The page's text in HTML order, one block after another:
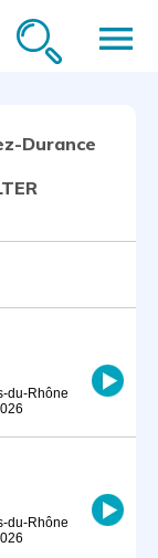
menu
Durance
du-Rhône
du-Rhône